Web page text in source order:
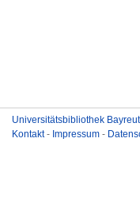
Universitätsbibliothek
Kontakt- Impressum -